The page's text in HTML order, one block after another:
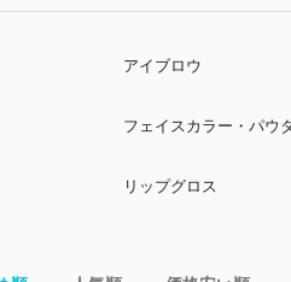
アイブロウ
フェイスカラー・パウ
リップグロス